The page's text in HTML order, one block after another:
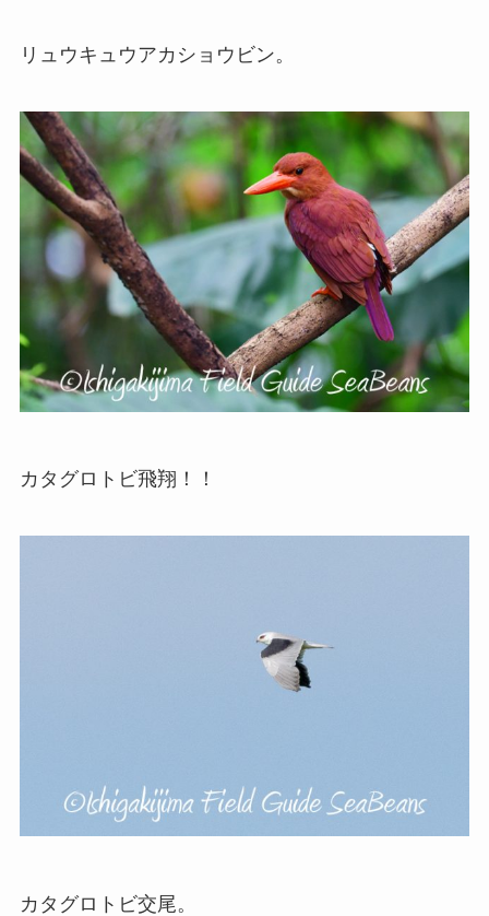
リュウキュウアカショウビン。
カタグロトビ飛翔！！
カタグロトビ交尾。